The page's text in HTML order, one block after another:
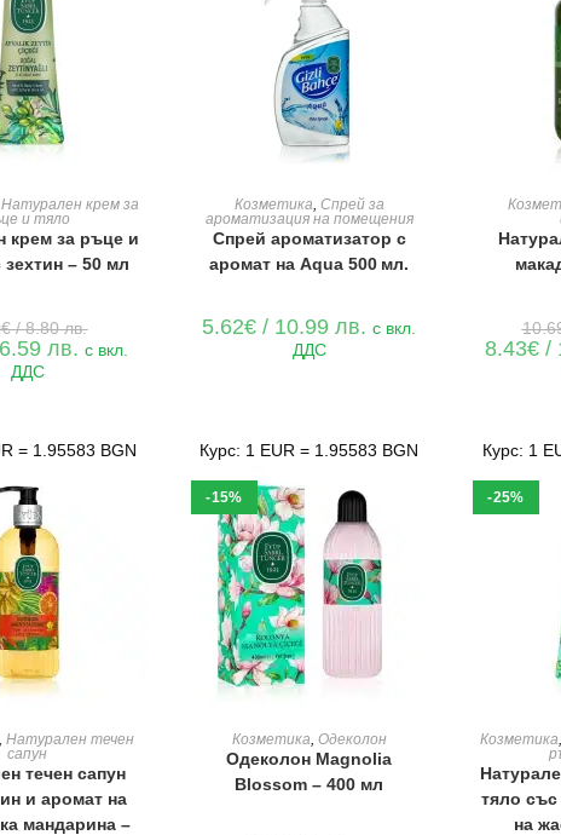
В КОЛИЧКАТА
Натурален крем за
и тяло
крем за ръце и
– 50 мл
€/ 8.80 лв.
was:
лв. Текущата
цена
с вкл.
ДДС
ДОБАВЯНЕ В КОЛИЧКАТА
Козметика, Спрей за
ароматизация на помещения
Спрей ароматизатор с
аромат на Aqua 500 мл.
5.62€ / 10.99 лв.с вкл.
ДДС
8.43€/
= 1.95583 BGN
В КОЛИЧКАТА
,Натурален течен
сапун
течен сапун
и аромат на
мандарина –
Курс: 1 EUR = 1.95583 BGN
-15%
ДОБАВЯНЕ В КОЛИЧКАТА
Козметика Одеколон
Одеколон Magnolia
Blossom – 400 мл
Курс: 1
-25%
Козметика
тяло със
на